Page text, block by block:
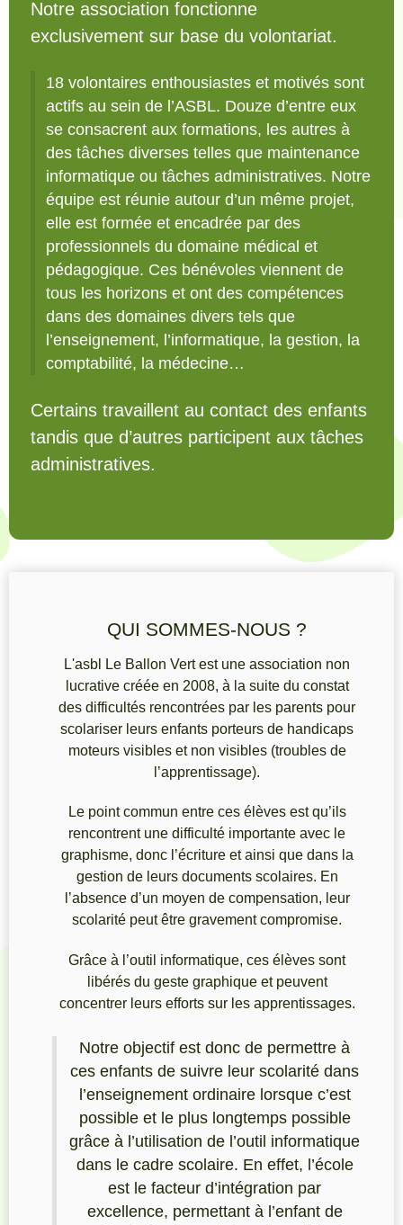
Notre association fonctionne
exclusivement sur base du volontariat.
18 volontaires enthousiastes et motivés sont
actifs au sein de l’ASBL. Douze d’entre eux
se consacrent aux formations, les autres à
des tâches diverses telles que maintenance
informatique ou tâches administratives. Notre
équipe est réunie autour d’un même projet,
elle est formée et encadrée par des
professionnels du domaine médical et
pédagogique. Ces bénévoles viennent de
tous les horizons et ont des compétences
dans des domaines divers tels que
l’enseignement, l’informatique, la gestion, la
comptabilité, la médecine…
Certains travaillent au contact des enfants
tandis que d’autres participent aux tâches
administratives.
QUI SOMMES-NOUS ?
L'asbl Le Ballon Vert est une association non
lucrative créée en 2008, à la suite du constat
des difficultés rencontrées par les parents pour
scolariser leurs enfants porteurs de handicaps
moteurs visibles et non visibles (troubles de
l’apprentissage).
Le point commun entre ces élèves est qu’ils
rencontrent une difficulté importante avec le
graphisme, donc l’écriture et ainsi que dans la
gestion de leurs documents scolaires. En
l’absence d’un moyen de compensation, leur
scolarité peut être gravement compromise.
Grâce à l’outil informatique, ces élèves sont
libérés du geste graphique et peuvent
concentrer leurs efforts sur les apprentissages.
Notre objectif est donc de permettre à
ces enfants de suivre leur scolarité dans
l’enseignement ordinaire lorsque c’est
possible et le plus longtemps possible
grâce à l’utilisation de l’outil informatique
dans le cadre scolaire. En effet, l’école
est le facteur d’intégration par
excellence, permettant à l’enfant de